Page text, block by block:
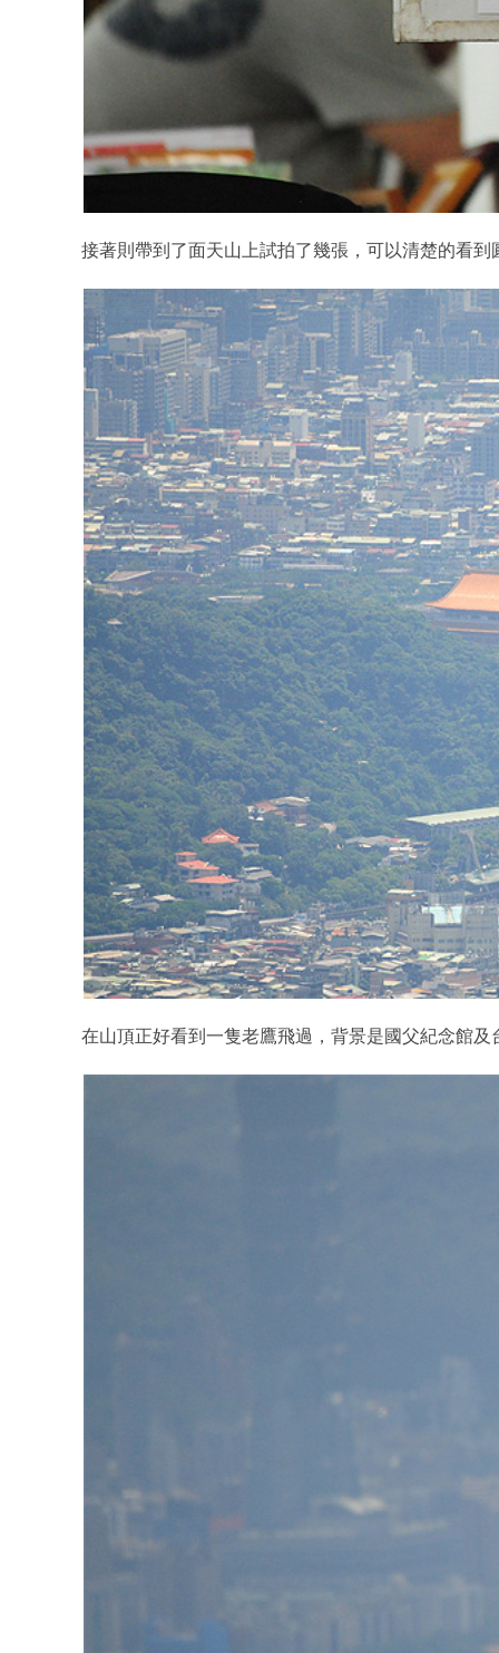
接著則帶到了面天山上試拍了幾張，可以清楚的看
在山頂正好看到一隻老鷹飛過，背景是國父紀念館及